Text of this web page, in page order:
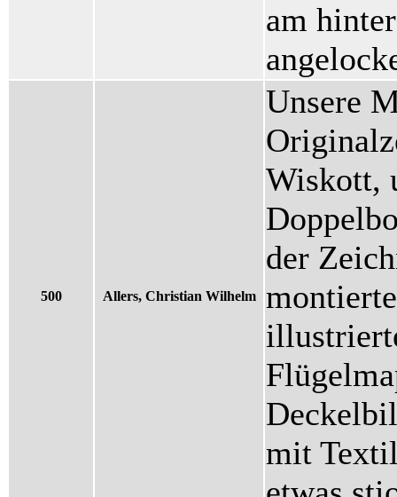
am
500 Allers, Christian Wilhelm
Unsere
Wiskott,
der
mit